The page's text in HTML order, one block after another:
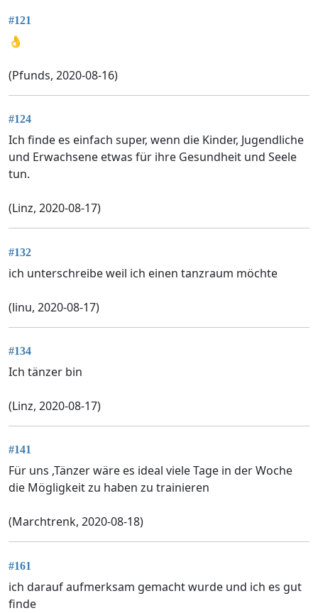
#121
👌
(Pfunds, 2020-08-16)
#124
Ich finde es einfach super, wenn die Kinder, Jugendliche
und Erwachsene etwas für ihre Gesundheit und Seele
tun.
(Linz, 2020-08-17)
#132
ich unterschreibe weil ich einen tanzraum möchte
(linu, 2020-08-17)
#134
Ich tänzer bin
(Linz, 2020-08-17)
#141
Für uns ,Tänzer wäre es ideal viele Tage in der Woche
die Mögligkeit zu haben zu trainieren
(Marchtrenk, 2020-08-18)
#161
ich darauf aufmerksam gemacht wurde und ich es gut
finde